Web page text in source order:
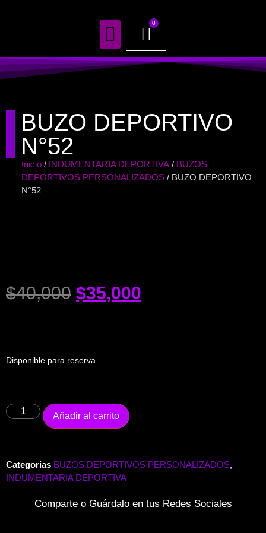
0
BUZO DEPORTIVO
N°52
Inicio / INDUMENTARIA DEPORTIVA / BUZOS
DEPORTIVOS PERSONALIZADOS / BUZO DEPORTIVO
N°52
$40,000 $35,000
Disponible para reserva
Añadir al carrito
Categorias BUZOS DEPORTIVOS PERSONALIZADOS,
INDUMENTARIA DEPORTIVA
Comparte o Guárdalo en tus Redes Sociales